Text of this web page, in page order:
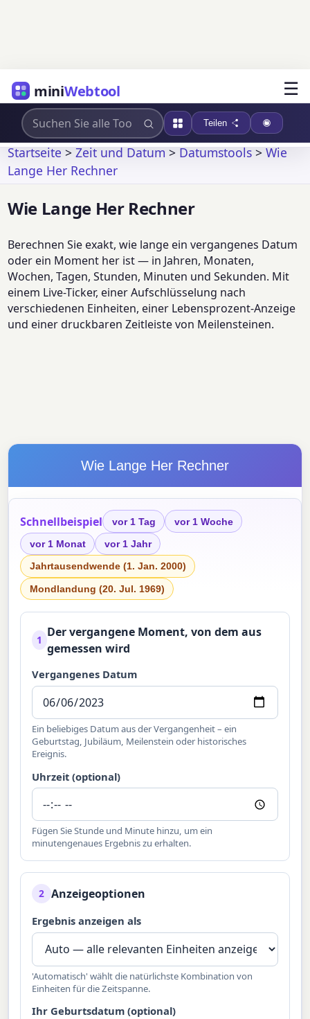
miniWebtool ☰
Teilen
Startseite>Zeit und Datum>Datumstools>Wie
Lange Her Rechner
Wie Lange Her Rechner
Berechnen Sie exakt, wie lange ein vergangenes Datum
oder ein Moment her ist — in Jahren, Monaten,
Wochen, Tagen, Stunden, Minuten und Sekunden. Mit
einem Live-Ticker, einer Aufschlüsselung nach
verschiedenen Einheiten, einer Lebensprozent-Anzeige
und einer druckbaren Zeitleiste von Meilensteinen.
Wie Lange Her Rechner
Schnellbeispiel vor 1 Tag vor 1 Woche
vor 1 Monat vor 1 Jahr
Jahrtausendwende (1. Jan. 2000)
Mondlandung (20. Jul. 1969)
1
Der vergangene Moment, von dem aus
gemessen wird
Vergangenes Datum
Ein beliebiges Datum aus der Vergangenheit – ein
Geburtstag, Jubiläum, Meilenstein oder historisches
Ereignis.
Uhrzeit (optional)
Fügen Sie Stunde und Minute hinzu, um ein
minutengenaues Ergebnis zu erhalten.
2 Anzeigeoptionen
Ergebnis anzeigen als
'Automatisch' wählt die natürlichste Kombination von
Einheiten für die Zeitspanne.
Ihr Geburtsdatum (optional)